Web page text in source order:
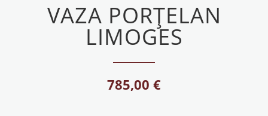
VAZA PORȚELAN
LIMOGES
785,00 €